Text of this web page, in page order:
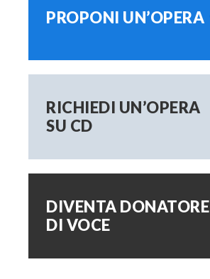
PROPONI UN’OPERA
RICHIEDI UN’OPERA
SU CD
DIVENTA DONATORE
DI VOCE